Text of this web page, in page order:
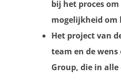
bij het proces
mogelijkheid om
Het project van
team en de
Group, die in